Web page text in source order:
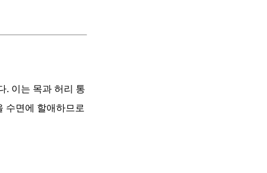
. 이는 목과 허리 통
수면에 할애하므로